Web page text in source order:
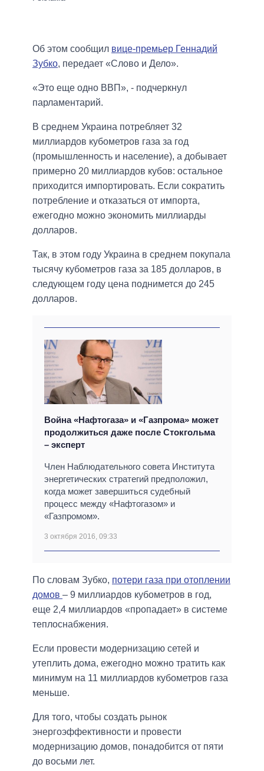
Об этом сообщил вице-премьер Геннадий
Зубко, передает «Слово и Дело».
«Это еще одно ВВП», - подчеркнул
парламентарий.
В среднем Украина потребляет 32
миллиардов кубометров газа за год
(промышленность и население), а добывает
примерно 20 миллиардов кубов: остальное
приходится импортировать. Если сократить
потребление и отказаться от импорта,
ежегодно можно экономить миллиарды
долларов.
Так, в этом году Украина в среднем покупала
тысячу кубометров газа за 185 долларов, в
следующем году цена поднимется до 245
долларов.
Война «Нафтогаза» и «Газпрома» может
продолжиться даже после Стокгольма
– эксперт
Член Наблюдательного совета Института
энергетических стратегий предположил,
когда может завершиться судебный
процесс между «Нафтогазом» и
«Газпромом».
3 октября 2016, 09:33
По словам Зубко, потери газа при отоплении
домов – 9 миллиардов кубометров в год,
еще 2,4 миллиардов «пропадает» в системе
теплоснабжения.
Если провести модернизацию сетей и
утеплить дома, ежегодно можно тратить как
минимум на 11 миллиардов кубометров газа
меньше.
Для того, чтобы создать рынок
энергоэффективности и провести
модернизацию домов, понадобится от пяти
до восьми лет.